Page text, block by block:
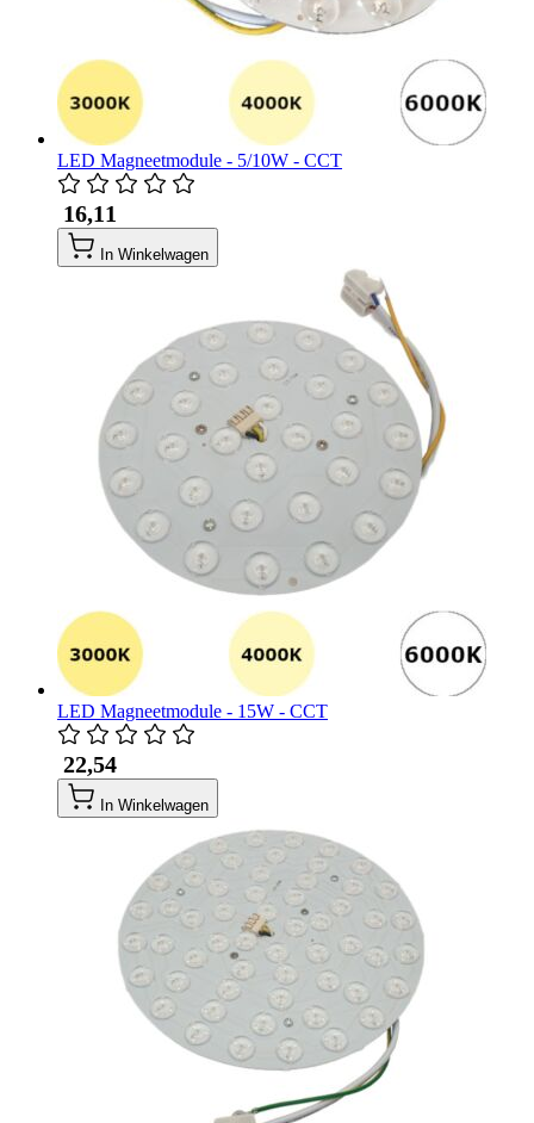
LED Magneetmodule - 5/10W - CCT
​ 16,11
In Winkelwagen
LED Magneetmodule - 15W - CCT
​ 22,54
In Winkelwagen